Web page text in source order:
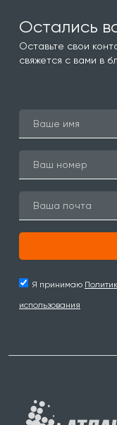
Остались
Оставьте свои
свяжется с вами в
Я принимаю
использования